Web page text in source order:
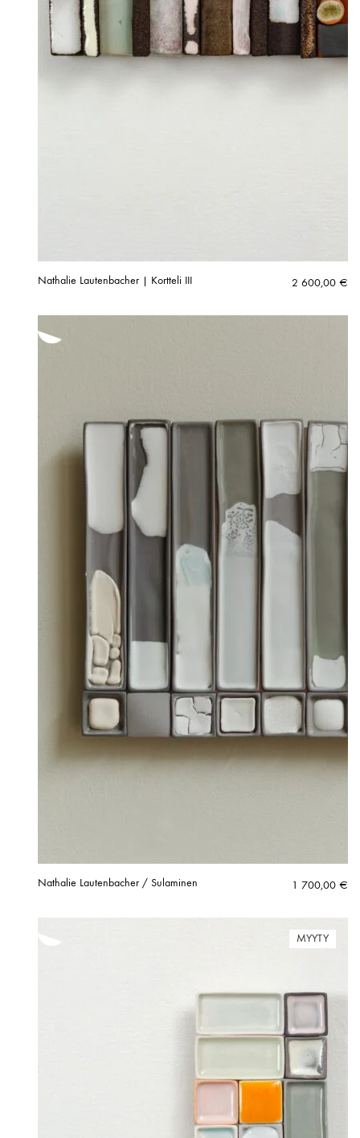
Nathalie Lautenbacher | Kortteli III 2 600,00 €
Nathalie Lautenbacher / Sulaminen 1 700,00 €
MYYTY